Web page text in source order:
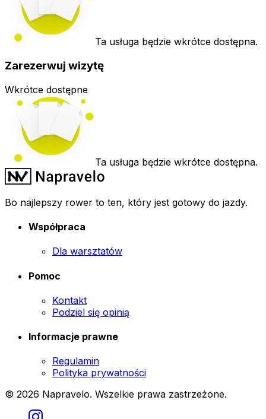
Ta usługa będzie wkrótce dostępna.
Zarezerwuj wizytę
Wkrótce dostępne
Ta usługa będzie wkrótce dostępna.
Bo najlepszy rower to ten, który jest gotowy do jazdy.
Współpraca
Dla warsztatów
Pomoc
Kontakt
Podziel się opinią
Informacje prawne
Regulamin
Polityka prywatności
© 2026 Napravelo. Wszelkie prawa zastrzeżone.